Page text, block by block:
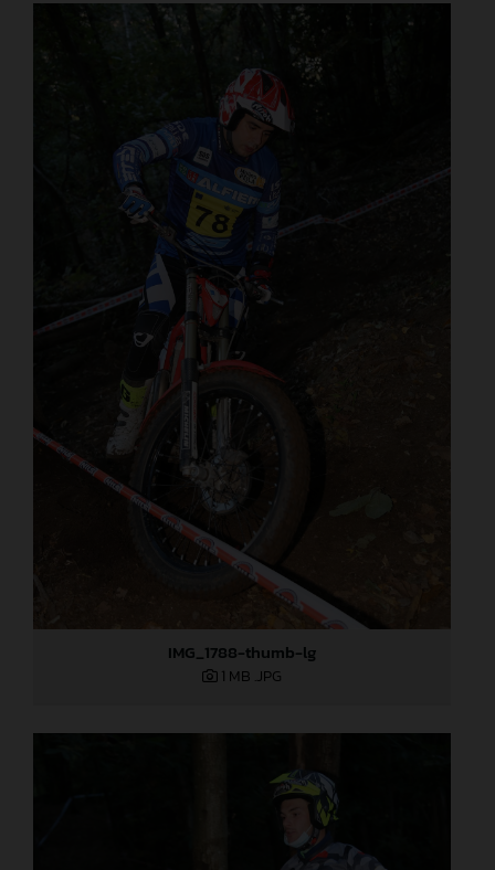
IMG_1788-thumb-lg
1 MB .JPG